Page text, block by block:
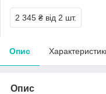
2 345 ₴ від 2 шт.
Опис
Опис